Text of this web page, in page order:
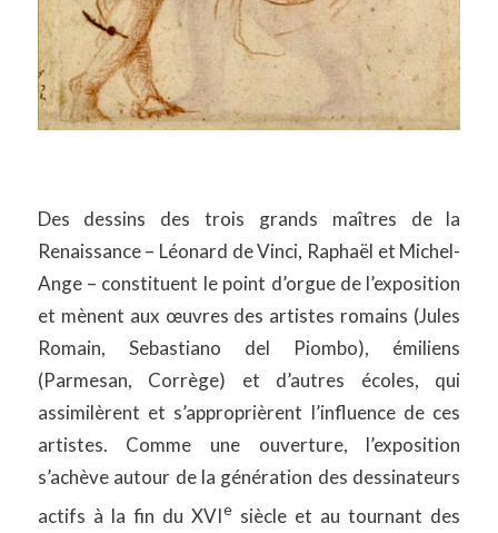
Des dessins des trois grands maîtres de la
Renaissance – Léonard de Vinci, Raphaël et Michel-
Ange – constituent le point d’orgue de l’exposition
et mènent aux œuvres des artistes romains (Jules
Romain, Sebastiano del Piombo), émiliens
(Parmesan, Corrège) et d’autres écoles, qui
assimilèrent et s’approprièrent l’influence de ces
artistes. Comme une ouverture, l’exposition
s’achève autour de la génération des dessinateurs
actifs à la fin du XVIesiècle et au tournant des